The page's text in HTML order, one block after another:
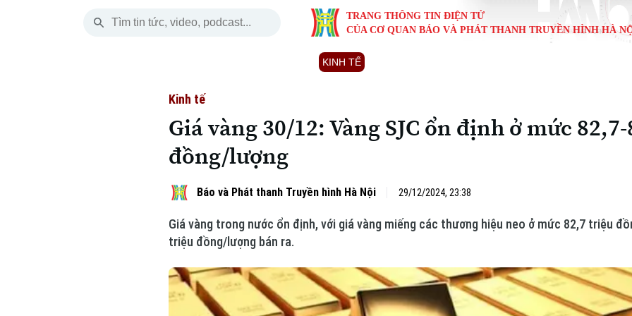
TRANG THÔNG TIN ĐIỆN TỬ
CỦA CƠ QUAN BÁO VÀ PHÁT THANH TRUYỀN HÌNH HÀ
Hà Nội
Chính trị
Xã hội
An ninh trật tự
Công nghệ
Người Hà Nội
Khoảnh khắc Hà Nội
Ẩm thực
Quân sự
Hồ sơ
Người Việt 4 phương
KINH TẾ
Cafe sáng
Doanh nghiệp
Đầu tư
Đất đai
Kinh nghiệm
Tàu
Thị trường
Đánh giá
Tuyển sinh Làng nghề Dinh
Kinh tế
Giá vàng 30/12: Vàng SJC ổn định ở mức
đồng/lượng
Báo và Phát thanh Truyền hình Hà Nội 29/12/2024, 23:38
Giá vàng trong nước ổn định, với giá vàng miếng các thương hiệu neo ở mức 82,7 triệu
triệu đồng/lượng bán ra.